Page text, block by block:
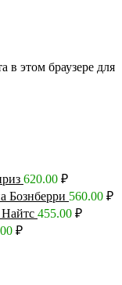
в этом браузере для
620.00 ₽
Бознберри 560.00 ₽
455.00 ₽
₽